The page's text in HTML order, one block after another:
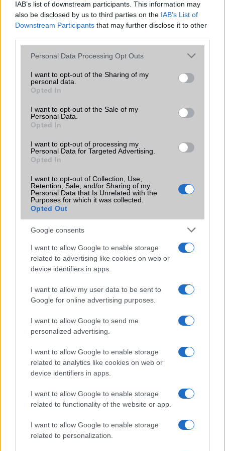
IAB’s list of downstream participants. This information may
also be disclosed by us to third parties on the IAB’s List of
Downstream Participants that may further disclose it to other
Please note that this website/app uses one or more Google
not limited to your visit or usage behaviour. You may click to
grant or deny consent to Google and its third-party tags to
use your data for below specified purposes in below Google
consent section.
Personal Data Processing Opt Outs
I want to opt-out of the Sharing of my
personal data.
Opted In
I want to opt-out of the Sale of my
Personal Data.
Opted In
I want to opt-out of processing my
Personal Data for Targeted Advertising.
Opted In
I want to opt-out of Collection, Use,
Retention, Sale, and/or Sharing of my
Personal Data that Is Unrelated with the
Purposes for which it was collected.
Opted Out
Google consents
I want to allow Google to enable storage
related to advertising like cookies on web or
device identifiers in apps.
I want to allow my user data to be sent to
Google for online advertising purposes.
I want to allow Google to send me
personalized advertising.
I want to allow Google to enable storage
related to analytics like cookies on web or
device identifiers in apps.
I want to allow Google to enable storage
related to functionality of the website or app.
I want to allow Google to enable storage
related to personalization.
KAPCSOLÓDÓ HÍREK
A kínaiak tovább támadnak, itt a Redmi Note 4
webes értesítések megszüntetésére összpontosít
Így változtatja meg a jelszókezelésünket ez az újítás
Vajon túl vékonyra sikerül az iPhone 17 Air? – A divat ára a
technológiában
Ezek az iPhone-ok, iPadek és Macek már nem kapják meg
az iOS 26-ot és társait
Az Apple új AI modellje forradalmasíthatja a kódgenerálást
Apple Watch Series 11, Ultra 3 és SE 3: Mit várhatunk és
mikor érdemes vásárolni
További hírek
Számos népszerű Samsung Galaxy készülék kimarad a One
iPhone 18 bemutató dátum - ekkor rántja le a leplet az
Apple az új csúcsmobilokról
Az Android rejtett automatizmusai: hat funkció, amely
észrevétlenül könnyíti meg a mindennapokat
Ez a rejtett Samsung funkció teljesen megváltoztatja a
mobilhasználatot – sokan mégsem tudnak róla